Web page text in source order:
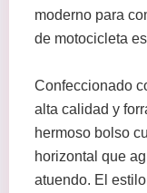
moderno para
de motocicleta
Confeccionado
alta calidad y
hermoso bolso
horizontal que
atuendo. El